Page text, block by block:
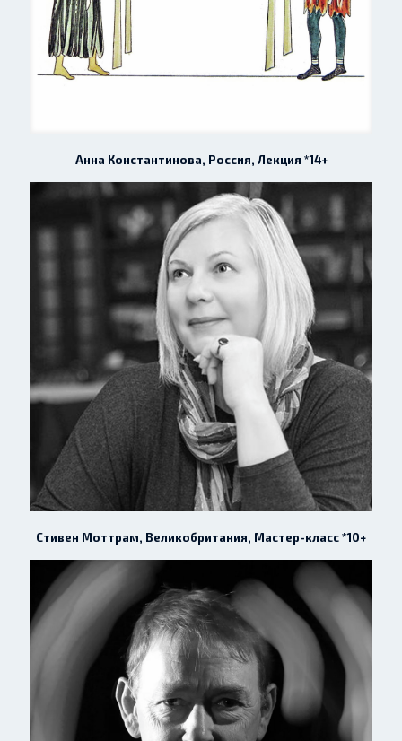
Анна Константинова, Россия, Лекция *14+
Стивен Моттрам, Великобритания, Мастер-класс *10+